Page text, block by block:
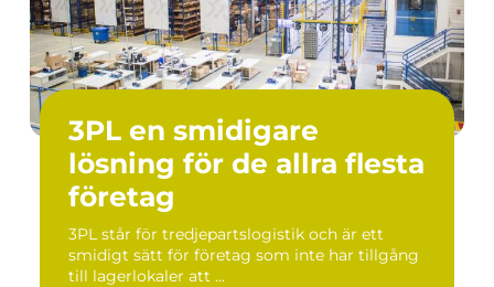
3PL en smidigare
lösning för de allra flesta
företag
3PL står för tredjepartslogistik och är ett
smidigt sätt för företag som inte har tillgång
till lagerlokaler att ...